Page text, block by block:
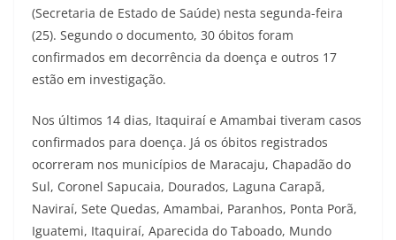
(Secretaria de Estado de Saúde) nesta segunda-feira
(25). Segundo o documento, 30 óbitos foram
confirmados em decorrência da doença e outros 17
estão em investigação.
Nos últimos 14 dias, Itaquiraí e Amambai tiveram casos
confirmados para doença. Já os óbitos registrados
ocorreram nos municípios de Maracaju, Chapadão do
Sul, Coronel Sapucaia, Dourados, Laguna Carapã,
Naviraí, Sete Quedas, Amambai, Paranhos, Ponta Porã,
Iguatemi, Itaquiraí, Aparecida do Taboado, Mundo